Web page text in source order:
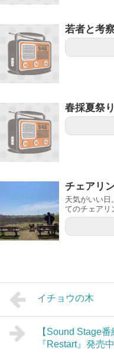
若者と考
春採夏祭
チェアリ
天気がいい日
てのチェアリ
イチョウの木
【Sound Stage
『Restart』発売中